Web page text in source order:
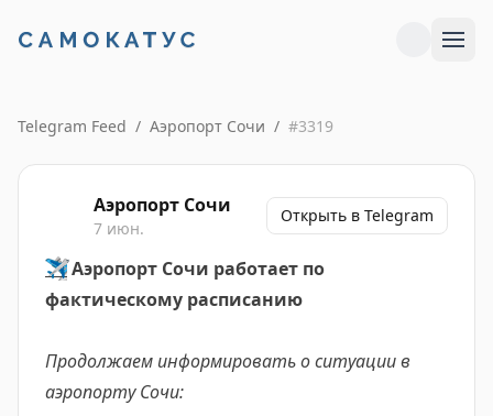
Telegram Feed / Аэропорт Сочи / #3319
Аэропорт Сочи
7 июн.
Открыть в Telegram
✈️Аэропорт Сочи работает по
фактическому расписанию
Продолжаем информировать о ситуации в
аэропорту Сочи: